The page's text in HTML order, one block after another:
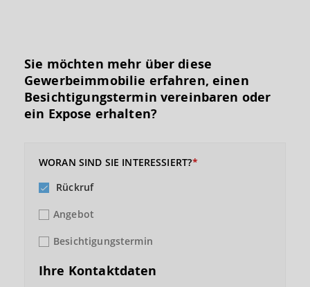
Sie möchten mehr über diese
Gewerbeimmobilie erfahren, einen
Besichtigungs­termin vereinbaren oder
ein Expose erhalten?
WORAN SIND SIE INTERESSIERT?
Rückruf
Angebot
Besichtigungstermin
Ihre Kontaktdaten